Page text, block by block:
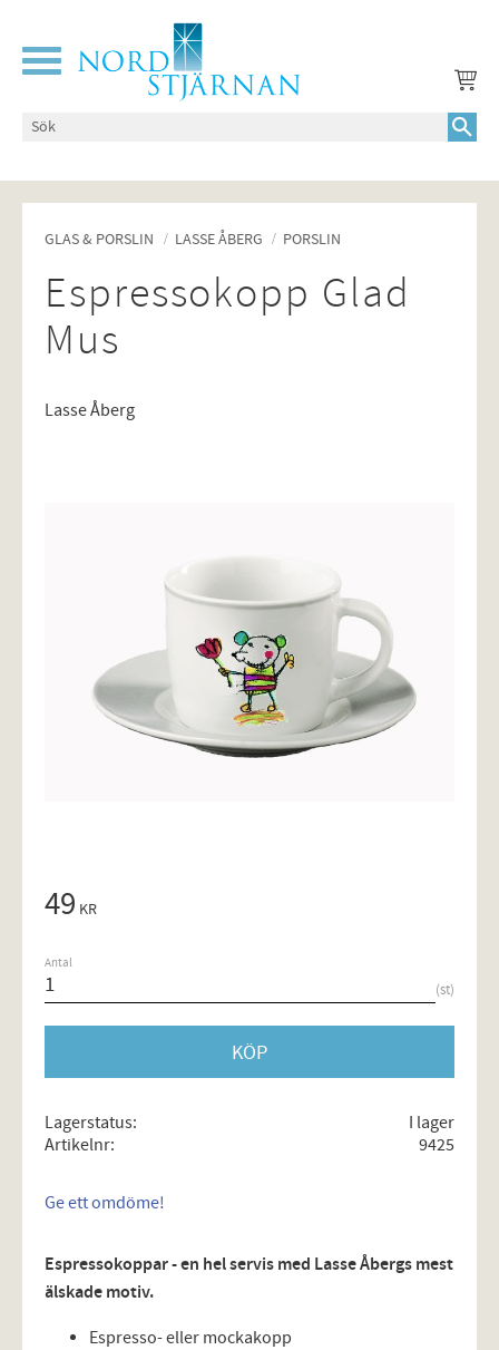
Meny
GLAS & PORSLIN LASSE ÅBERG PORSLIN
Espressokopp Glad
Mus
Lasse Åberg
49 KR
Antal
st
KÖP
Lagerstatus
I lager
Artikelnr
9425
Ge ett omdöme!
Espressokoppar - en hel servis med Lasse Åbergs mest
älskade motiv.
Espresso- eller mockakopp